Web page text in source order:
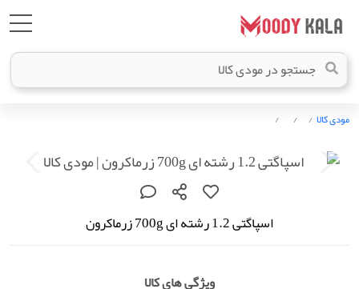
مودی کالا
اسپاگتی 1.2 رشته ای 700g زرماکرون
ویژگی های کالا